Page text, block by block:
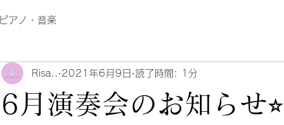
ピアノ・音楽
6月演奏会のお知らせ⭐︎
Risa.. 2021年6月9日 読了時間: 1分